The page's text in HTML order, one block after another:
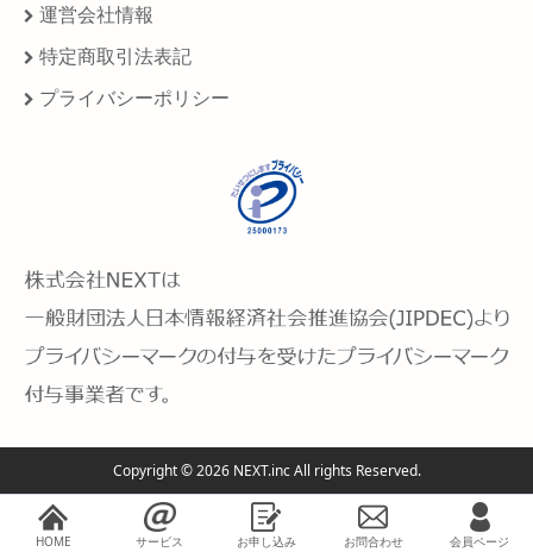
運営会社情報
特定商取引法表記
プライバシーポリシー
Copyright © 2026 NEXT.inc All rights Reserved.
HOME サービス お申し込み お問合わせ 会員ページ